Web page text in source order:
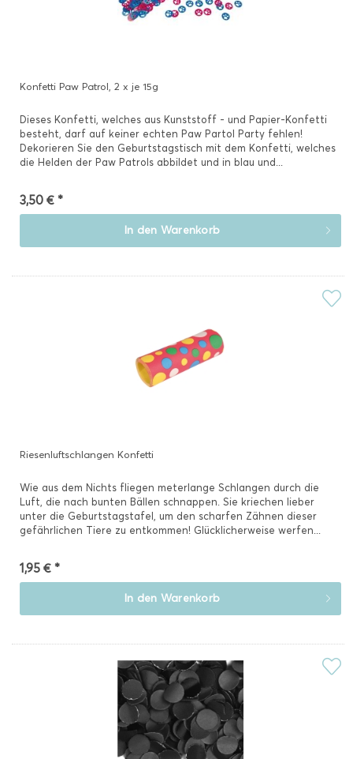
Konfetti Paw Patrol, 2 x je 15g
Dieses Konfetti, welches aus Kunststoff - und Papier-Konfetti
besteht, darf auf keiner echten Paw Partol Party fehlen!
Dekorieren Sie den Geburtstagstisch mit dem Konfetti, welches
die Helden der Paw Patrols abbildet und in blau und...
3,50 € *
In den Warenkorb
Riesenluftschlangen Konfetti
Wie aus dem Nichts fliegen meterlange Schlangen durch die
Luft, die nach bunten Bällen schnappen. Sie kriechen lieber
unter die Geburtstagstafel, um den scharfen Zähnen dieser
gefährlichen Tiere zu entkommen! Glücklicherweise werfen...
1,95 € *
In den Warenkorb